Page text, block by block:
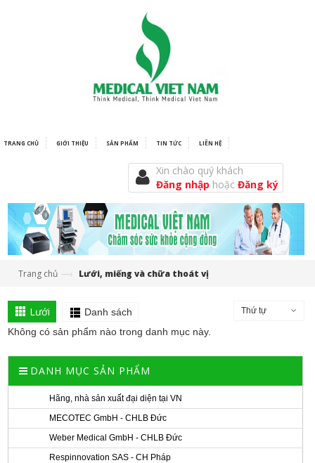
TRANG CHỦ GIỚI THIỆU SẢN PHẨM TIN TỨC LIÊN HỆ
Xin chào quý khách
Đăng nhập hoặcĐăng ký
Trang chủ —› Lưới, miếng và chữa thoát vị
Lưới Danh sách Thứ tự
Không có sản phẩm nào trong danh mục này.
DANH MỤC SẢN PHẨM
Hãng, nhà sản xuất đại diện tại VN
MECOTEC GmbH - CHLB Đức
Weber Medical GmbH - CHLB Đức
Respinnovation SAS - CH Pháp